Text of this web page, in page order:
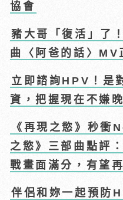
協會
豬大哥「復活」了
曲〈阿爸的話〉MV
立即諮詢HPV！是
資，把握現在不嫌
《再現之慾》秒
之慾》三部曲點評
戰畫面滿分，有望
伴侶和妳一起預防